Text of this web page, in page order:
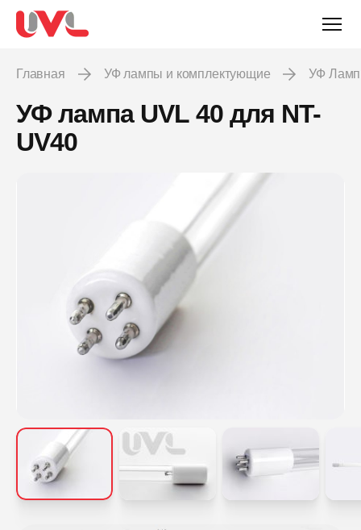
Главная УФ лампы и комплектующие УФ
УФ лампа UVL 40 для NT-
UV40